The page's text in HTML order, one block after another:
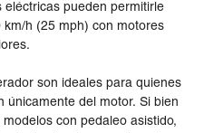
eléctricas pueden permitirle
h (25 mph) con motores
son ideales para quienes
únicamente del motor. Si bien
con pedaleo asistido,